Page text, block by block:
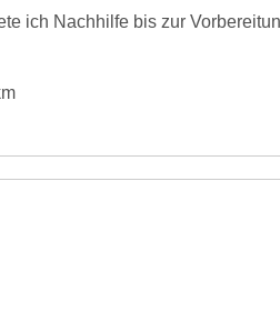
ich Nachhilfe bis zur